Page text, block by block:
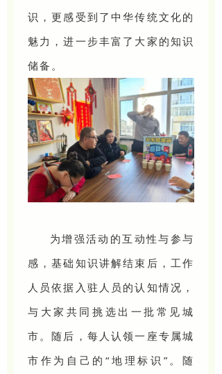
识，更感受到了中华传统文化的
魅力，进一步丰富了大家的知识
储备。
为增强活动的互动性与参与
感，基础知识讲解结束后，工作
人员依据入驻人员的认知情况，
与大家共同挑选出一批常见城
市。随后，每人认领一座专属城
市作为自己的“地理标识”。随